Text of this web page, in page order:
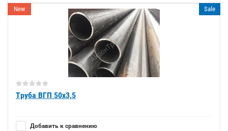
New Sale
Труба ВГП 50х3,5
Добавить к сравнению